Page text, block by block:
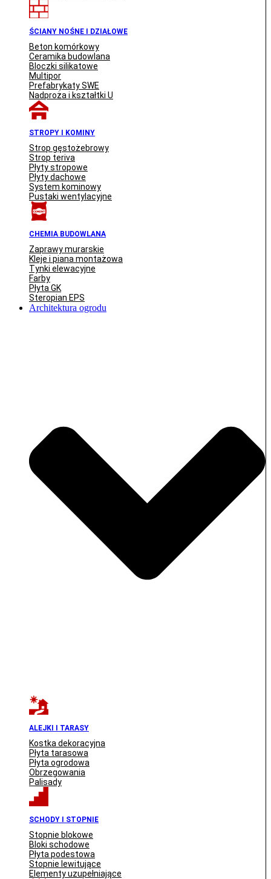
ŚCIANY NOŚNE I DZIAŁOWE
Beton komórkowy
Ceramika budowlana
Bloczki silikatowe
Multipor
Prefabrykaty SWE
Nadproża i kształtki U
STROPY I KOMINY
Strop gęstożebrowy
Strop teriva
Płyty stropowe
Płyty dachowe
System kominowy
Pustaki wentylacyjne
CHEMIA BUDOWLANA
Zaprawy murarskie
Kleje i piana montażowa
Tynki elewacyjne
Farby
Płyta GK
Steropian EPS
Architektura ogrodu
ALEJKI I TARASY
Kostka dekoracyjna
Płyta tarasowa
Płyta ogrodowa
Obrzegowania
Palisady
SCHODY I STOPNIE
Stopnie blokowe
Bloki schodowe
Płyta podestowa
Stopnie lewitujące
Elementy uzupełniające